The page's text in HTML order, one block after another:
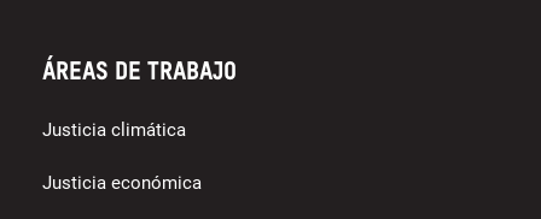
Áreas de trabajo
Justicia climática
Justicia económica